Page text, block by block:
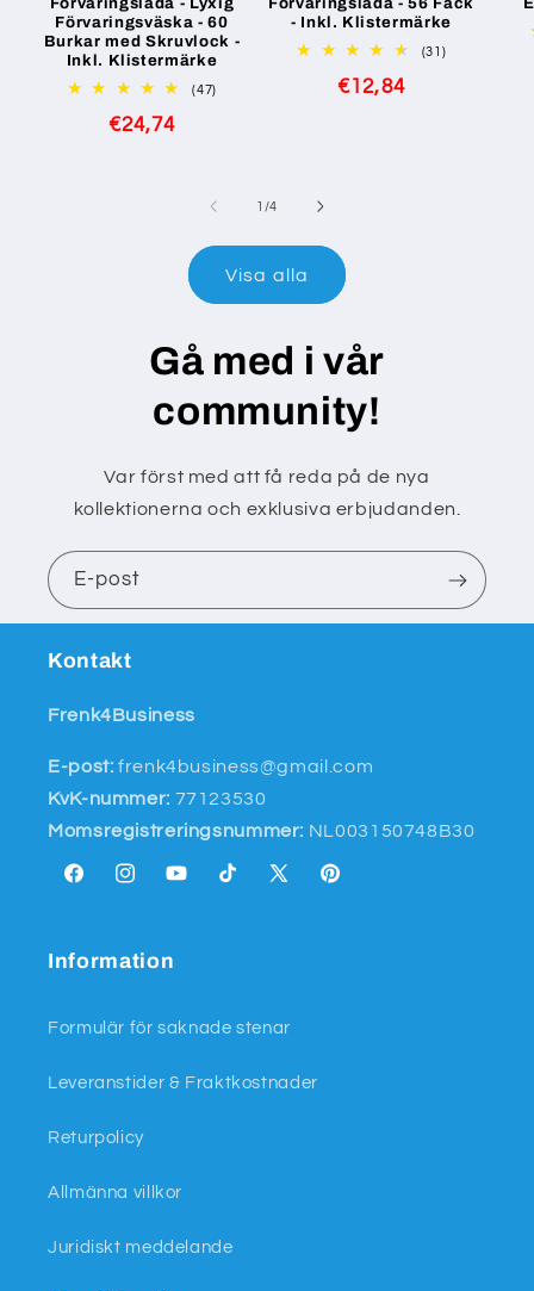
Förvaringsväska - 60
Burkar med Skruvlock -
Inkl. Klistermärke
(47)
Ordinarie
€24,74
- Inkl. Klistermärke
(31)31
Ordinarie
€12,84
1 /av
4
Visa alla
Gå med i vår
community!
Var först med att få reda på de nya
kollektionerna och exklusiva erbjudanden.
E-post
Kontakt
Frenk4Business
E-post:frenk4business@gmail.com
KvK-nummer: 77123530
Momsregistreringsnummer: NL003150748B30
FacebookInstagramYouTubeTikTok X
Pinterest
Information
Formulär för saknade stenar
Leveranstider & Fraktkostnader
Returpolicy
Allmänna villkor
Juridiskt meddelande